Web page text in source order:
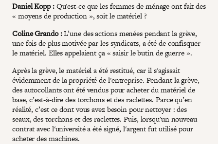
Daniel Kopp :Qu'est-ce que les femmes de ménage ont fait des
« moyens de production », soit le matériel ?
Coline Grando :L’une des actions menées pendant la grève,
une fois de plus motivée par les syndicats, a été de confisquer
le matériel. Elles appelaient ça « saisir le butin de guerre ».
Après la grève, le matériel a été restitué, car il s'agissait
évidemment de la propriété de l'entreprise. Pendant la grève,
des autocollants ont été vendus pour acheter du matériel de
base, c’est-à-dire des torchons et des raclettes. Parce qu’en
réalité, c’est ce dont vous avez besoin pour nettoyer : des
seaux, des torchons et des raclettes. Puis, lorsqu'un nouveau
contrat avec l'université a été signé, l'argent fut utilisé pour
acheter des machines.